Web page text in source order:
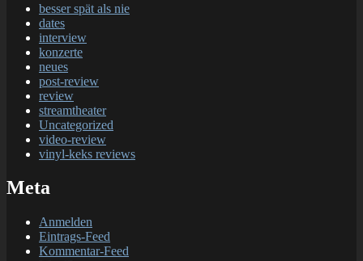
besser spät als nie
dates
interview
konzerte
neues
post-review
review
streamtheater
Uncategorized
video-review
vinyl-keks reviews
Meta
Anmelden
Eintrags-Feed
Kommentar-Feed